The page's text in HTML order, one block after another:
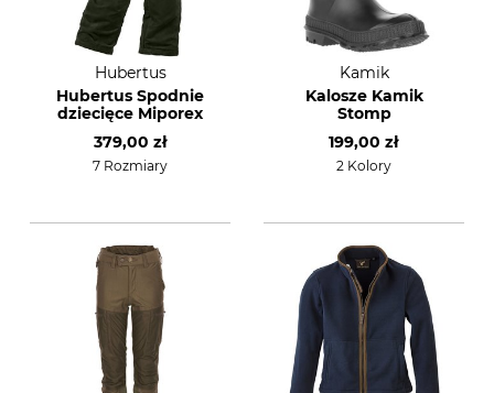
Hubertus
Hubertus Spodnie
dziecięce Miporex
379,00 zł
7 Rozmiary
Kamik
Kalosze Kamik
Stomp
199,00 zł
2 Kolory